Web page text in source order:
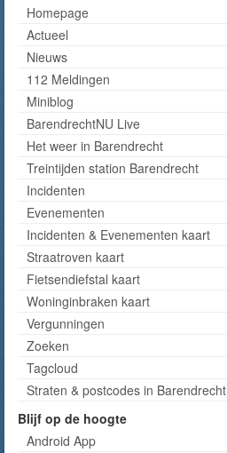
Homepage
Actueel
Nieuws
112 Meldingen
Miniblog
BarendrechtNU Live
Het weer in Barendrecht
Treintijden station Barendrecht
Incidenten
Evenementen
Incidenten & Evenementen kaart
Straatroven kaart
Fietsendiefstal kaart
Woninginbraken kaart
Vergunningen
Zoeken
Tagcloud
Straten & postcodes in Barendrecht
Blijf op de hoogte
Android App